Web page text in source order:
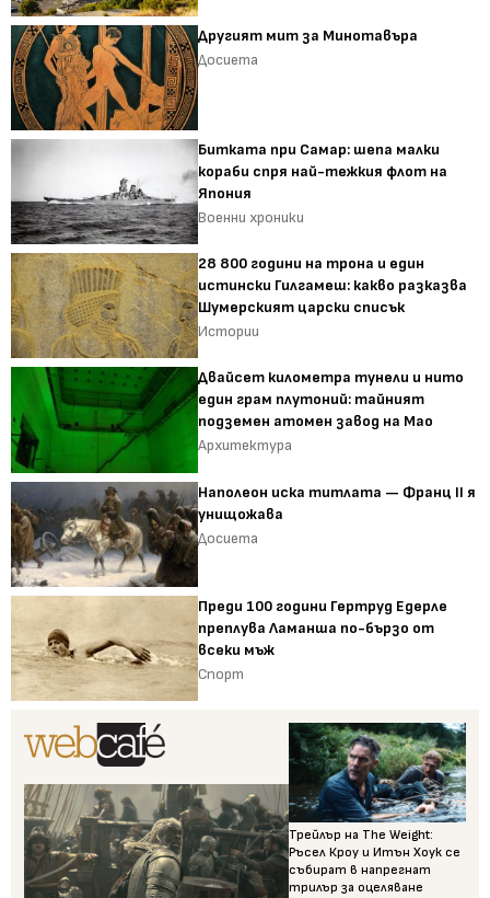
Другият мит за Минотавъра
Досиета
Битката при Самар: шепа малки
кораби спря най-тежкия флот на
Япония
Военни хроники
28 800 години на трона и един
истински Гилгамеш: какво разказва
Шумерският царски списък
Истории
Двайсет километра тунели и нито
един грам плутоний: тайният
подземен атомен завод на Мао
Архитектура
Наполеон иска титлата — Франц II я
унищожава
Досиета
Преди 100 години Гертруд Едерле
преплува Ламанша по-бързо от
всеки мъж
Спорт
Трейлър на The Weight:
Ръсел Кроу и Итън Хоук се
събират в напрегнат
трилър за оцеляване